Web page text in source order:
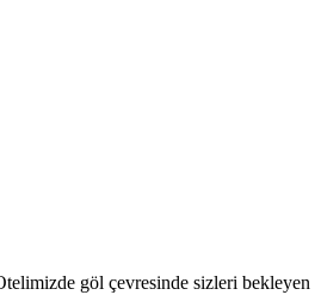
göl çevresinde sizleri bekleyen